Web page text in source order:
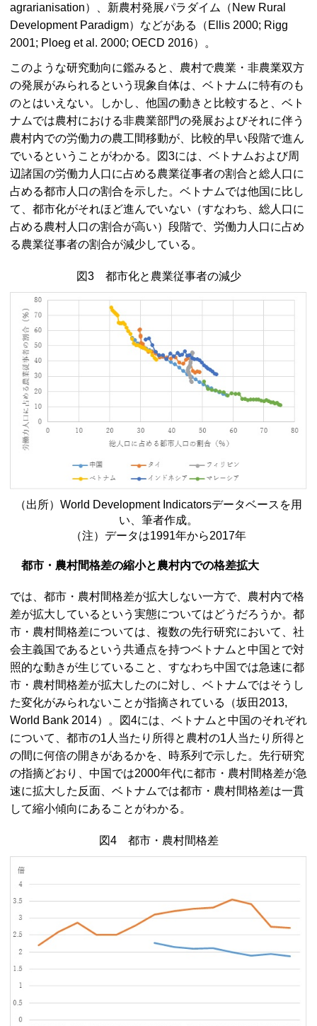
agrarianisation）、新農村発展パラダイム（ New Rural
Development Paradigm）などがある（Ellis 2000; Rigg
2001; Ploeg et al. 2000; OECD 2016）。
このような研究動向に鑑みると、農村で農業・非農業双方
の発展がみられるという現象自体は、ベトナムに特有のも
のとはいえない。しかし、他国の動きと比較すると、ベト
ナムでは農村における非農業部門の発展およびそれに伴う
農村内での労働力の農工間移動が、比較的早い段階で進ん
でいるということがわかる。図3には、ベトナムおよび周
辺諸国の労働力人口に占める農業従事者の割合と総人口に
占める都市人口の割合を示した。ベトナムでは他国に比し
て、都市化がそれほど進んでいない（すなわち、総人口に
占める農村人口の割合が高い）段階で、労働力人口に占め
る農業従事者の割合が減少している。
図3 都市化と農業従事者の減少
（出所） World Development Indicatorsデータベースを用
い、筆者作成。
（注）データは1991年から2017年
都市・農村間格差の縮小と農村内での格差拡大
では、都市・農村間格差が拡大しない一方で、農村内で格
差が拡大しているという実態についてはどうだろうか。都
市・農村間格差については、複数の先行研究において、社
会主義国であるという共通点を持つベトナムと中国とで対
照的な動きが生じていること、すなわち中国では急速に都
市・農村間格差が拡大したのに対し、ベトナムではそうし
た変化がみられないことが指摘されている（坂田2013,
World Bank 2014）。図4には、ベトナムと中国のそれぞれ
について、都市の1人当たり所得と農村の1人当たり所得と
の間に何倍の開きがあるかを、時系列で示した。先行研究
の指摘どおり、中国では2000年代に都市・農村間格差が急
速に拡大した反面、ベトナムでは都市・農村間格差は一貫
して縮小傾向にあることがわかる。
図4 都市・農村間格差